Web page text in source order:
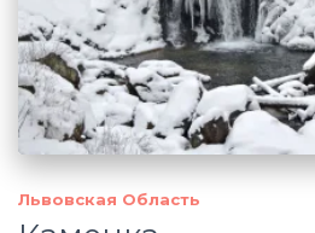
Львовская Область